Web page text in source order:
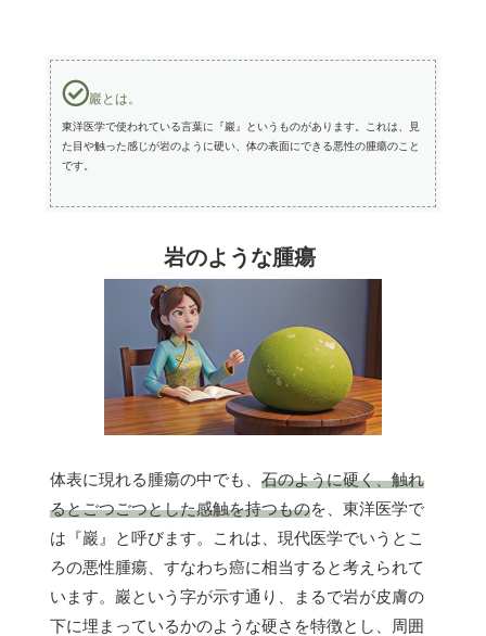
巖とは。
東洋医学で使われている言葉に『巖』というものがあります。これは、見
た目や触った感じが岩のように硬い、体の表面にできる悪性の腫瘍のこと
です。
岩のような腫瘍
体表に現れる腫瘍の中でも、 石のように硬く、触れ
るとごつごつとした感触を持つものを、東洋医学で
は『巖』と呼びます。これは、現代医学でいうとこ
ろの悪性腫瘍、すなわち癌に相当すると考えられて
います。巖という字が示す通り、まるで岩が皮膚の
下に埋まっているかのような硬さを特徴とし、周囲